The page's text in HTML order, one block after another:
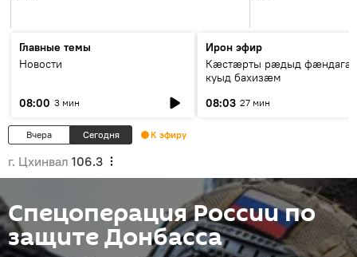
Главные темы
Новости
08:00 3 мин
Ирон эфир
Кæстæрты рæдыд
куыд бахизæм
08:03 27 мин
Вчера Сегодня К эфиру
г. Цхинвал 106.3
Спецоперация России по
защите Донбасса